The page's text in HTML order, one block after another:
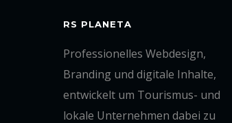
RS PLANETA
Professionelles Webdesign,
Branding und digitale Inhalte,
entwickelt um Tourismus- und
lokale Unternehmen dabei zu